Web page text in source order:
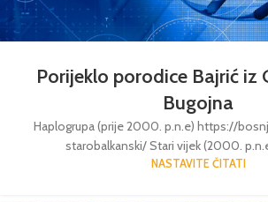
Porijeklo porodice Bajrić iz
Bugojna
Haplogrupa (prije 2000. p.n.e) https://
starobalkanski/ Stari vijek (2000.
NASTAVITE ČITATI